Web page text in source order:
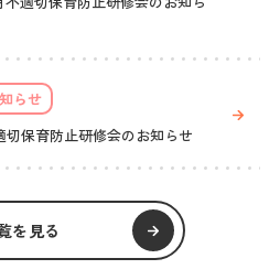
らせ
保育防止研修会のお知らせ
を見る